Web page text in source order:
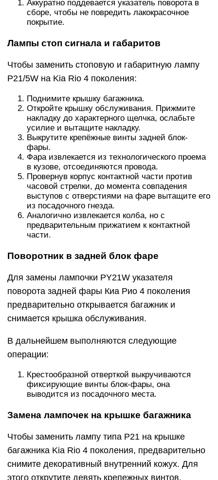
Аккуратно поддевается указатель поворота в
сборе, чтобы не повредить лакокрасочное
покрытие.
Лампы стоп сигнала и габаритов
Чтобы заменить стоповую и габаритную лампу
P21/5W на Kia Rio 4 поколения:
Поднимите крышку багажника.
Откройте крышку обслуживания. Прижмите
накладку до характерного щелчка, ослабьте
усилие и вытащите накладку.
Выкрутите крепёжные винты задней блок-
фары.
Фара извлекается из технологического проема
в кузове, отсоединяются провода.
Провернув корпус контактной части против
часовой стрелки, до момента совпадения
выступов с отверстиями на фаре вытащите его
из посадочного гнезда.
Аналогично извлекается колба, но с
предварительным прижатием к контактной
части.
Поворотник в задней блок фаре
Для замены лампочки PY21W указателя
поворота задней фары Киа Рио 4 поколения
предварительно открывается багажник и
снимается крышка обслуживания.
В дальнейшем выполняются следующие
операции:
Крестообразной отверткой выкручиваются
фиксирующие винты блок-фары, она
выводится из посадочного места.
Замена лампочек на крышке багажника
Чтобы заменить лампу типа P21 на крышке
багажника Kia Rio 4 поколения, предварительно
снимите декоративный внутренний кожух. Для
этого открутите девять крепежных винтов.